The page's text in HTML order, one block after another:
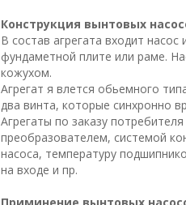
Конструкция вынтовых
В состав агрегата входит
фундаметной плите или раме.
кожухом.
Агрегат я влется обьемного
два винта, которые синхронно
Агрегаты по заказу
преобразователем, системой
насоса, температуру
на входе и пр.